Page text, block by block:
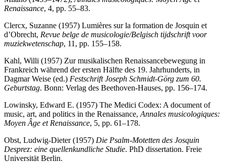
Renaissance, 4, pp. 55–83.
Clercx, Suzanne (1957) Lumières sur la formation de Josquin et
d’Obrecht, Revue belge de musicologie/Belgisch tijdschrift voor
muziekwetenschap, 11, pp. 155–158.
Kahl, Willi (1957) Zur musikalischen Renaissancebewegung in
Frankreich während der ersten Hälfte des 19. Jahrhunderts, in
Dagmar Weise (ed.) Festschrift Joseph Schmidt-Görg zum 60.
Geburtstag. Bonn: Verlag des Beethoven-Hauses, pp. 156–174.
Lowinsky, Edward E. (1957) The Medici Codex: A document of
music, art, and politics in the Renaissance, Annales musicologiques:
Moyen Âge et Renaissance, 5, pp. 61–178.
Obst, Ludwig-Dieter (1957) Die Psalm-Motetten des Josquin
Desprez: eine quellenkundliche Studie. PhD dissertation. Freie
Universität Berlin.